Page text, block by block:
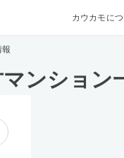
カウカモに
ンション